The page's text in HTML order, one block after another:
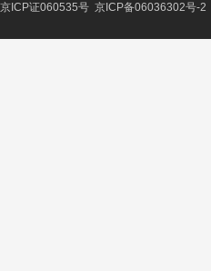
京ICP证060535号 京ICP备06036302号-2